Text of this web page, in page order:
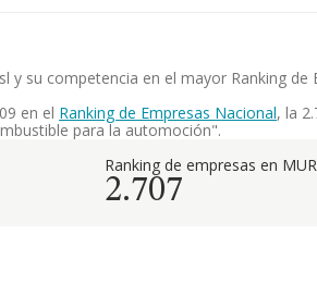
y su competencia en el mayor Ranking de
en el Ranking de Empresas Nacional, la
para la automoción".
Ranking de empresas en
2.707